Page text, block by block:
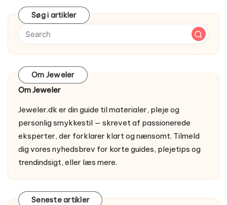
Søg i artikler
Om Jeweler
Om Jeweler
Jeweler.dk er din guide til materialer, pleje og
personlig smykkestil — skrevet af passionerede
eksperter, der forklarer klart og nænsomt. Tilmeld
dig vores nyhedsbrev for korte guides, plejetips og
trendindsigt, eller læs mere.
Seneste artikler